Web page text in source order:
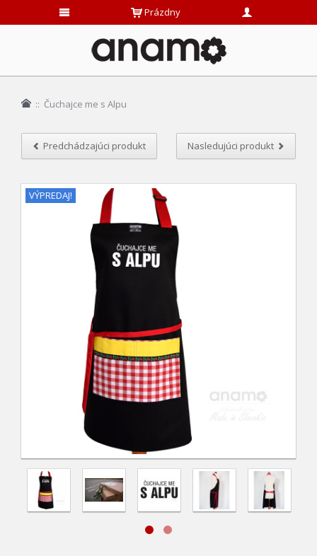
Prázdny
:: Čuchajce me s Alpu
Predchádzajúci produkt Nasledujúci produkt
VÝPREDAJ!